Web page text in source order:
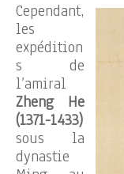
Cependant,
les
expédition
s de
l’amiral
Zheng He
(1371-1433)
sous la
dynastie